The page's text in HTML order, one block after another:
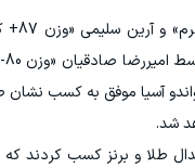
آسیا موفق به کسب
شد.
در گروه بانوان به ترتیب دو مدال طلا و برنز